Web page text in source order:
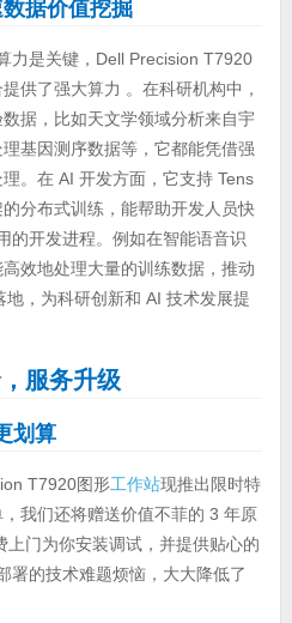
据价值挖掘
力是关键，Dell Precision T7920
供了强大算力 。在科研机构中，
据，比如天文学领域分析来自宇
基因测序数据等，它都能凭借强
。在 AI 开发方面，它支持 Tens
分布式训练，能帮助开发人员快
的开发进程。例如在智能语音识
效地处理大量的训练数据，推动
，为科研创新和 AI 技术发展提
服务升级
划算
T7920图形工作站现推出限时特
我们还将赠送价值不菲的 3 年原
上门为你安装调试，并提供贴心的
署的技术难题烦恼，大大降低了